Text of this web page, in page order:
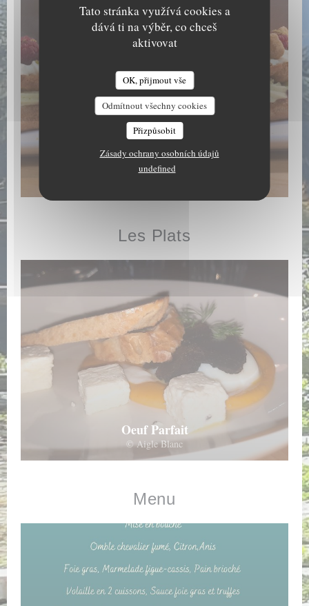
Tato stránka využívá cookies a
dává ti na výběr, co chceš
aktivovat
OK, přijmout vše
Odmítnout všechny cookies
Přizpůsobit
Zásady ochrany osobních údajů
undefined
Eclair Pistache Framboise
Les Plats
Oeuf Parfait
© Aigle Blanc
Menu